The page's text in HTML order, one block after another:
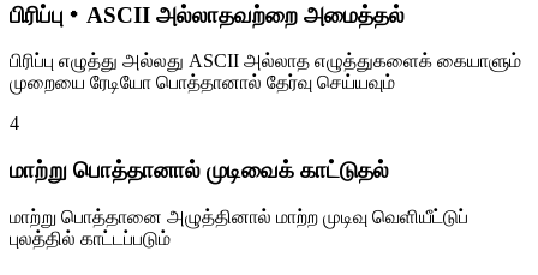
பிரிப்பு・ASCII அல்லாதவற்றை அமைத்தல்
பிரிப்பு எழுத்து அல்லது ASCII அல்லாத எழுத்துகளைக் கையாளும்
முறையை ரேடியோ பொத்தானால் தேர்வு செய்யவும்
4
மாற்று பொத்தானால் முடிவைக் காட்டுதல்
மாற்று பொத்தானை அழுத்தினால் மாற்ற முடிவு வெளியீட்டுப்
புலத்தில் காட்டப்படும்